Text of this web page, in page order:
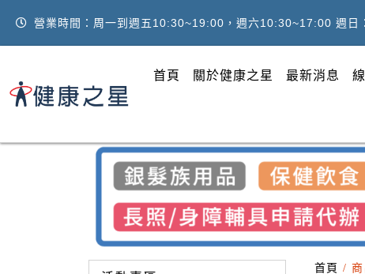
營業時間：周一到週五10:30~19:00，週六10:30~17:00 週日
首頁 關於健康之星 最新消息
首頁 / 商